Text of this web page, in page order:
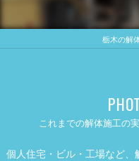
栃木の解
これまでの解体施工の
個人住宅・ビル・工場など